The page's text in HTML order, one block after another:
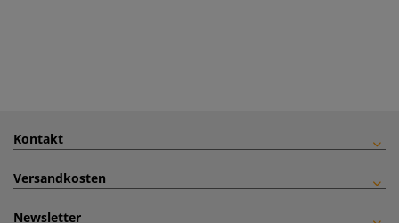
Kontakt
Versandkosten
Newsletter